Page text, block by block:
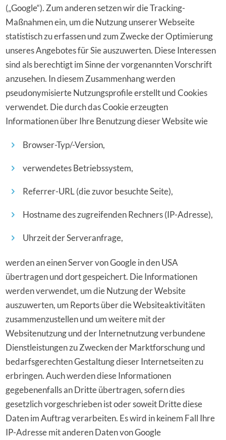
(„Google“). Zum anderen setzen wir die Tracking-
Maßnahmen ein, um die Nutzung unserer Webseite
statistisch zu erfassen und zum Zwecke der Optimierung
unseres Angebotes für Sie auszuwerten. Diese Interessen
sind als berechtigt im Sinne der vorgenannten Vorschrift
anzusehen. In diesem Zusammenhang werden
pseudonymisierte Nutzungsprofile erstellt und Cookies
verwendet. Die durch das Cookie erzeugten
Informationen über Ihre Benutzung dieser Website wie
Browser-Typ/-Version,
verwendetes Betriebssystem,
Referrer-URL (die zuvor besuchte Seite),
Hostname des zugreifenden Rechners (IP-Adresse),
Uhrzeit der Serveranfrage,
werden an einen Server von Google in den USA
übertragen und dort gespeichert. Die Informationen
werden verwendet, um die Nutzung der Website
auszuwerten, um Reports über die Websiteaktivitäten
zusammenzustellen und um weitere mit der
Websitenutzung und der Internetnutzung verbundene
Dienstleistungen zu Zwecken der Marktforschung und
bedarfsgerechten Gestaltung dieser Internetseiten zu
erbringen. Auch werden diese Informationen
gegebenenfalls an Dritte übertragen, sofern dies
gesetzlich vorgeschrieben ist oder soweit Dritte diese
Daten im Auftrag verarbeiten. Es wird in keinem Fall Ihre
IP-Adresse mit anderen Daten von Google